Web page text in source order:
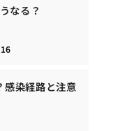
なる？
感染経路と注意